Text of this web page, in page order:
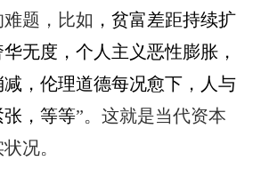
题，比如 ，贫富差距持续扩
无度，个人主义恶性膨胀，
，伦理道德每况愈下，人与
张，等等”。 这就是当代资本
况。